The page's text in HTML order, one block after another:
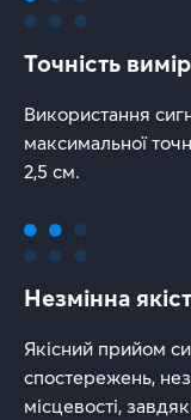
Точність
Використання
максимальної
2,5 см.
Незмінна
Якісний прийом
спостережень,
місцевості,